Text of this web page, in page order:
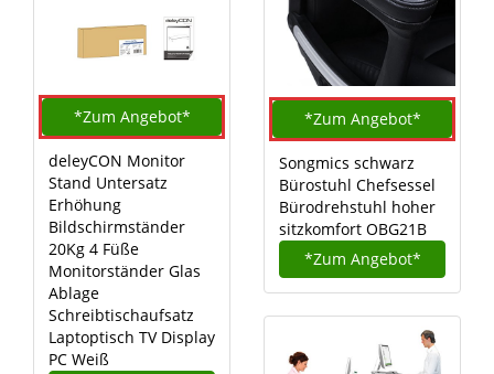
*Zum Angebot*
deleyCON Monitor
Stand Untersatz
Erhöhung
Bildschirmständer
20Kg 4 Füße
Monitorständer Glas
Ablage
Schreibtischaufsatz
Laptoptisch TV Display
PC Weiß
*Zum Angebot*
Songmics schwarz
Bürostuhl Chefsessel
Bürodrehstuhl hoher
sitzkomfort OBG21B
*Zum Angebot*